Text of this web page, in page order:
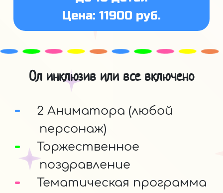
Цена: 11900 руб.
Ол инклюзив или все включено
2 Аниматора (любой
персонаж)
Торжественное
поздравление
Тематическая программа